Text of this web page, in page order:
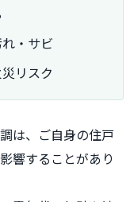
・サビ
リスク
は、ご自身の住戸
響することがあり